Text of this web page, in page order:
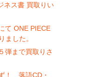
ネス書 買取りい
て ONE PIECE
ました。
まで買取りさ
！ 落語CD・